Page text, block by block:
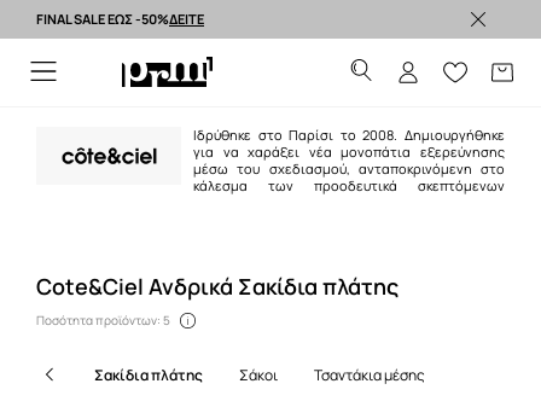
FINAL SALE ΕΩΣ -50%ΔΕΙΤΕ
Ιδρύθηκε στο Παρίσι το 2008. Δημιουργήθηκε
για να χαράξει νέα μονοπάτια εξερεύνησης
μέσω του σχεδιασμού, ανταποκρινόμενη στο
κάλεσμα των προοδευτικά σκεπτόμενων
Cote&Ciel Ανδρικά Σακίδια πλάτης
Ποσότητα προϊόντων: 5
σακίδια πλάτης σάκοι τσαντάκια μέσης